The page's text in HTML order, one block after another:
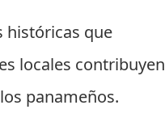
históricas que
locales contribuyen
panameños.